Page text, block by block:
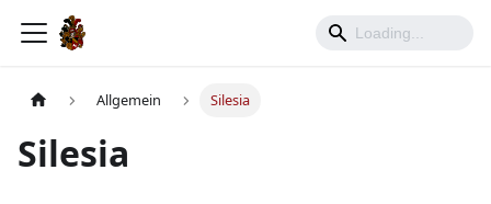
Allgemein Silesia
Silesia